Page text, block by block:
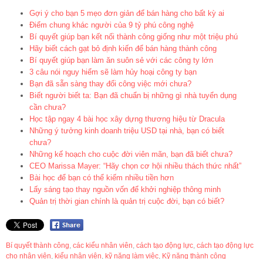
Gợi ý cho bạn 5 mẹo đơn giản để bán hàng cho bất kỳ ai
Điểm chung khác người của 9 tỷ phú công nghệ
Bí quyết giúp bạn kết nối thành công giống như một triệu phú
Hãy biết cách gạt bỏ định kiến để bán hàng thành công
Bí quyết giúp bạn làm ăn suôn sẻ với các công ty lớn
3 câu nói nguy hiểm sẽ làm hủy hoại công ty bạn
Bạn đã sẵn sàng thay đổi công việc mới chưa?
Biết người biết ta: Bạn đã chuẩn bị những gì nhà tuyển dụng
cần chưa?
Học tập ngay 4 bài học xây dựng thương hiệu từ Dracula
Những ý tưởng kinh doanh triệu USD tại nhà, bạn có biết
chưa?
Những kế hoạch cho cuộc đời viên mãn, bạn đã biết chưa?
CEO Marissa Mayer: “Hãy chọn cơ hội nhiều thách thức nhất”
Bài học để bạn có thể kiếm nhiều tiền hơn
Lấy sáng tạo thay nguồn vốn để khởi nghiệp thông minh
Quản trị thời gian chính là quản trị cuộc đời, bạn có biết?
Bí quyết thành công, các kiểu nhân viên, cách tạo động lực, cách tạo động lực
cho nhân viên, kiểu nhân viên, kỹ năng làm việc, Kỹ năng thành công